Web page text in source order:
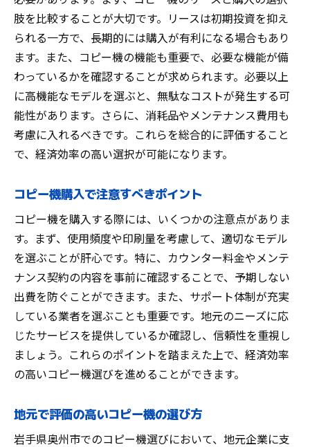
肢を比較することが大切です。リースは初期投資を抑え
られる一方で、長期的には購入が有利になる場合もあり
ます。また、コピー機の機能も重要で、必要な機能が備
わっているかを確認することが求められます。必要以上
に高機能なモデルを選ぶと、無駄なコストが発生する可
能性があります。さらに、消耗品やメンテナンス費用も
考慮に入れるべきです。これらを総合的に評価すること
で、経済効率の高い選択が可能になります。
コピー機購入で注意すべきポイント
コピー機を購入する際には、いくつかの注意点がありま
す。まず、使用頻度や印刷量を考慮して、適切なモデル
を選ぶことが肝心です。特に、カウンター料金やメンテ
ナンス契約の内容を事前に確認することで、予期しない
出費を防ぐことができます。また、サポート体制が充実
している業者を選ぶことも重要です。地元のニーズに応
じたサービスを提供しているか確認し、信頼性を重視し
ましょう。これらのポイントを踏まえた上で、経済効率
の高いコピー機選びを進めることができます。
地元で評価の高いコピー機の選び方
岩手県奥州市でのコピー機選びにおいて、地元企業に支